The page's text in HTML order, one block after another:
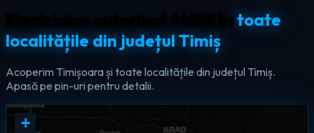
toate
localitățile din județul Timiș
Acoperim Timișoara și toate localitățile din județul Timiș.
Apasă pe pin-uri pentru detalii.
+